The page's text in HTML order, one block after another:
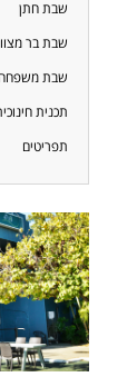
שבת חתן
שבת בר
שבת משפחה
תכנית
תפריטים